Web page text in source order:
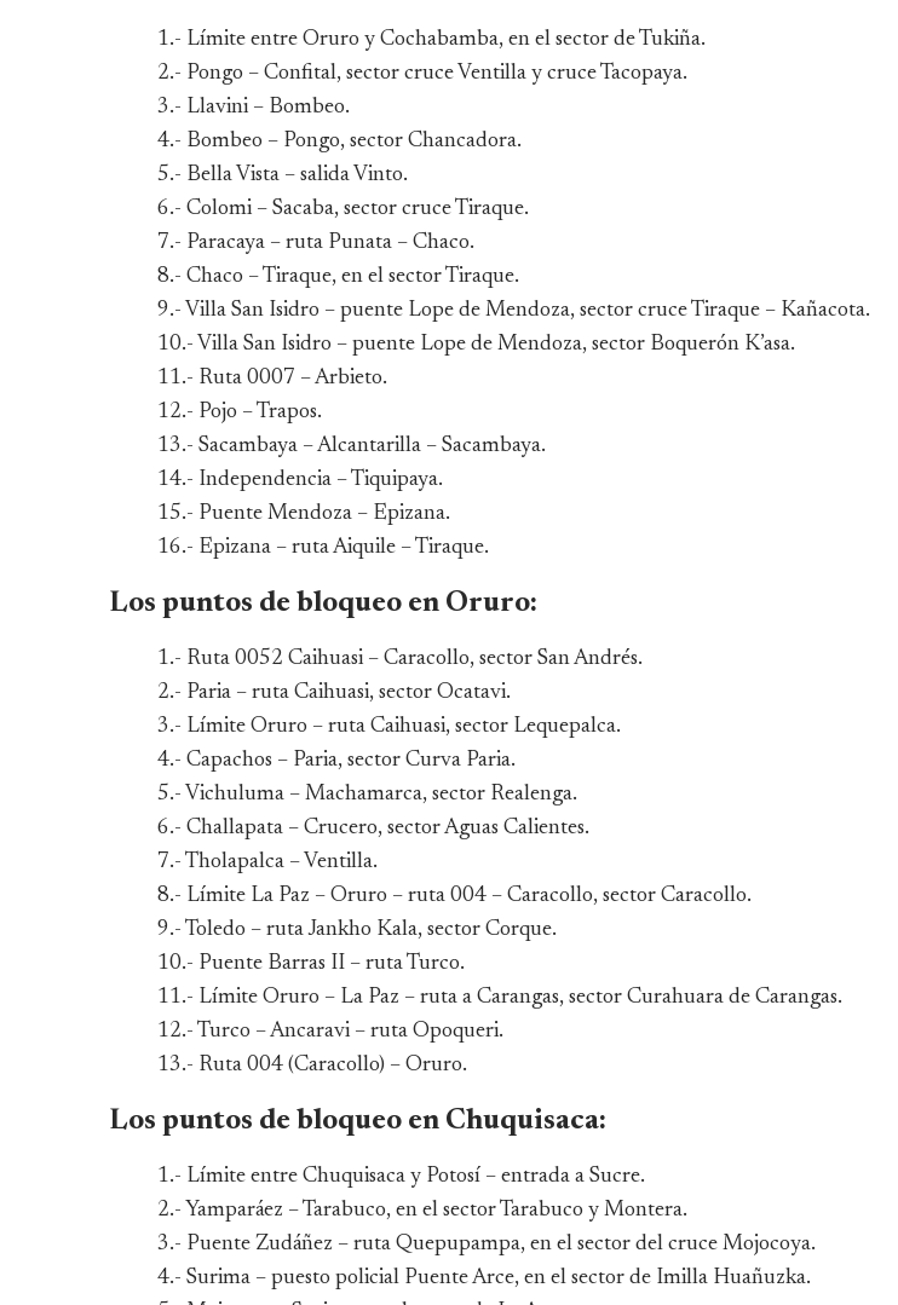
1.- Límite entre Oruro y Cochabamba, en el sector de Tukiña.
2.- Pongo – Confital, sector cruce Ventilla y cruce Tacopaya.
3.- Llavini – Bombeo.
4.- Bombeo – Pongo, sector Chancadora.
5.- Bella Vista – salida Vinto.
6.- Colomi – Sacaba, sector cruce Tiraque.
7.- Paracaya – ruta Punata – Chaco.
8.- Chaco – Tiraque, en el sector Tiraque.
9.- Villa San Isidro – puente Lope de Mendoza, sector cruce Tiraque – Kañacota.
10.- Villa San Isidro – puente Lope de Mendoza, sector Boquerón K’asa.
11.- Ruta 0007 – Arbieto.
12.- Pojo – Trapos.
13.- Sacambaya – Alcantarilla – Sacambaya.
14.- Independencia – Tiquipaya.
15.- Puente Mendoza – Epizana.
16.- Epizana – ruta Aiquile – Tiraque.
Los puntos de bloqueo en Oruro:
1.- Ruta 0052 Caihuasi – Caracollo, sector San Andrés.
2.- Paria – ruta Caihuasi, sector Ocatavi.
3.- Límite Oruro – ruta Caihuasi, sector Lequepalca.
4.- Capachos – Paria, sector Curva Paria.
5.- Vichuluma – Machamarca, sector Realenga.
6.- Challapata – Crucero, sector Aguas Calientes.
7.- Tholapalca – Ventilla.
8.- Límite La Paz – Oruro – ruta 004 – Caracollo, sector Caracollo.
9.- Toledo – ruta Jankho Kala, sector Corque.
10.- Puente Barras II – ruta Turco.
11.- Límite Oruro – La Paz – ruta a Carangas, sector Curahuara de Carangas.
12.- Turco – Ancaravi – ruta Opoqueri.
13.- Ruta 004 (Caracollo) – Oruro.
Los puntos de bloqueo en Chuquisaca:
1.- Límite entre Chuquisaca y Potosí – entrada a Sucre.
2.- Yamparáez – Tarabuco, en el sector Tarabuco y Montera.
3.- Puente Zudáñez – ruta Quepupampa, en el sector del cruce Mojocoya.
4.- Surima – puesto policial Puente Arce, en el sector de Imilla Huañuzka.